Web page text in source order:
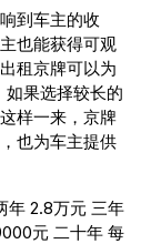
到车主的收
也能获得可观
租京牌可以为
如果选择较长的
样一来，京牌
也为车主提供
年 2.8万元 三年
元 二十年 每